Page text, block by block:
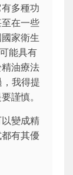
多種功
在一些
家衛生
能具有
油療法
我得提
謹慎。
變成精
有其優